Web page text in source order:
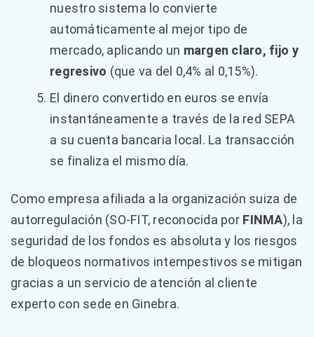
nuestro sistema lo convierte
automáticamente al mejor tipo de
mercado, aplicando un margen claro, fijo y
regresivo (que va del 0,4% al 0,15%).
El dinero convertido en euros se envía
instantáneamente a través de la red SEPA
a su cuenta bancaria local. La transacción
se finaliza el mismo día.
Como empresa afiliada a la organización suiza de
autorregulación (SO-FIT, reconocida por FINMA), la
seguridad de los fondos es absoluta y los riesgos
de bloqueos normativos intempestivos se mitigan
gracias a un servicio de atención al cliente
experto con sede en Ginebra.